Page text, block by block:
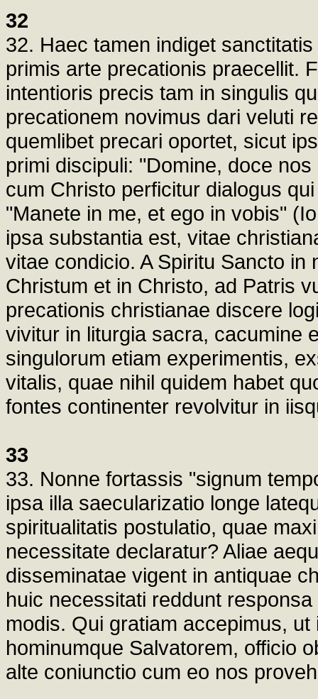
32
32. Haec tamen indiget
primis arte precationis praecellit.
intentioris precis tam in singulis
precationem novimus dari veluti
quemlibet precari oportet, sicut
primi discipuli: "Domine, doce
cum Christo perficitur dialogus
"Manete in me, et ego in vobis"
ipsa substantia est, vitae
vitae condicio. A Spiritu Sancto
Christum et in Christo, ad Patris
precationis christianae discere
vivitur in liturgia sacra, cacumine
singulorum etiam experimentis,
vitalis, quae nihil quidem habet
fontes continenter revolvitur in
33
33. Nonne fortassis "signum
ipsa illa saecularizatio longe
spiritualitatis postulatio, quae
necessitate declaratur? Aliae
disseminatae vigent in antiquae
huic necessitati reddunt
modis. Qui gratiam accepimus,
hominumque Salvatorem, officio
alte coniunctio cum eo nos